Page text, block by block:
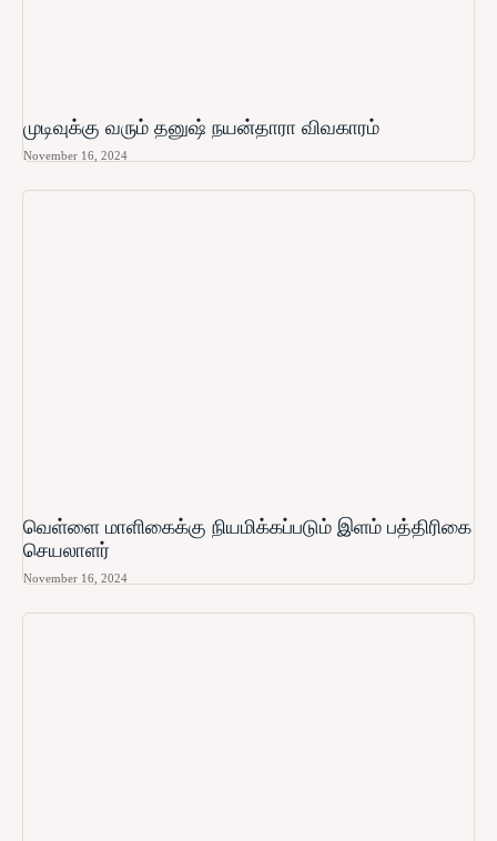
முடிவுக்கு வரும் தனுஷ் நயன்தாரா விவகாரம்
November 16, 2024
வெள்ளை மாளிகைக்கு நியமிக்கப்படும் இளம் பத்திரிகை
செயலாளர்
November 16, 2024